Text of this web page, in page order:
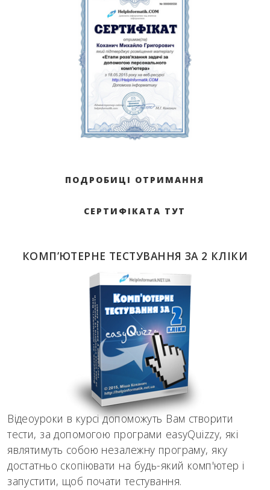
ПОДРОБИЦІ ОТРИМАННЯ
СЕРТИФІКАТА ТУТ
КОМП’ЮТЕРНЕ ТЕСТУВАННЯ ЗА 2 КЛІКИ
Відеоуроки в курсі допоможуть Вам створити
тести, за допомогою програми easyQuizzy, які
являтимуть собою незалежну програму, яку
достатньо скопіювати на будь-який комп'ютер і
запустити, щоб почати тестування.